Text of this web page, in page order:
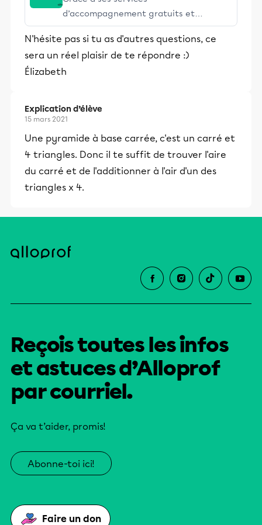
d’accompagnement gratuits et
stimulants, Alloprof engage les élèves
et leurs parents dans la réussite
éducative.
N'hésite pas si tu as d'autres questions, ce
sera un réel plaisir de te répondre :)
Élizabeth
Explication d’élève
15 mars 2021
Une pyramide à base carrée, c'est un carré et
4 triangles. Donc il te suffit de trouver l'aire
du carré et de l'additionner à l'air d'un des
triangles x 4.
Reçois toutes les infos
et astuces d’Alloprof
par courriel.
Ça va t’aider, promis!
Abonne-toi ici!
Faire un don